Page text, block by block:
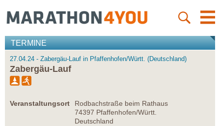
TERMINE
27.04.24 - Zabergäu-Lauf in Pfaffenhofen/Württ. (Deutschland)
Zabergäu-Lauf
Veranstaltungsort
Rodbachstraße beim Rathaus
74397 Pfaffenhofen/Württ.
Deutschland